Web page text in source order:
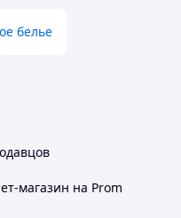
белье
магазин на Prom